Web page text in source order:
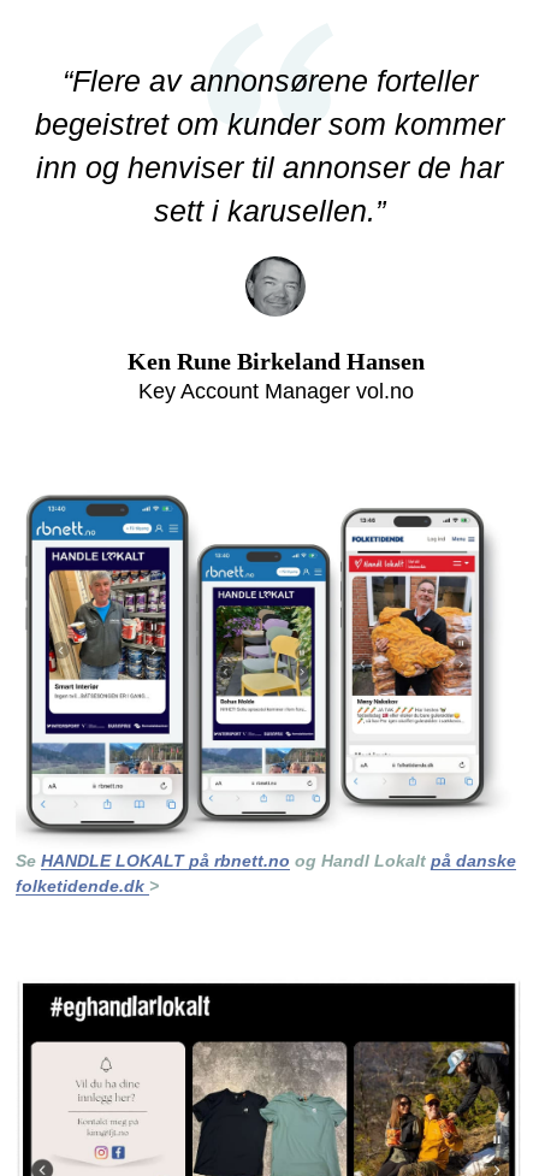
“Flere av annonsørene forteller
begeistret om kunder som kommer
inn og henviser til annonser de har
sett i karusellen.”
Ken Rune Birkeland Hansen
Key Account Manager vol.no
Se HANDLE LOKALT på rbnett.no og Handl Lokalt på danske
folketidende.dk >